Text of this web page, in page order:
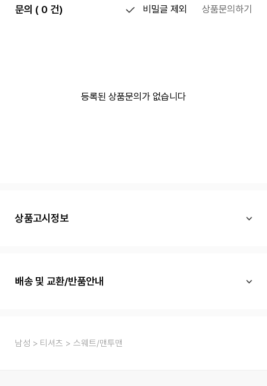
문의 ( 0 건) 비밀글 제외 상품문의하기
등록된 상품문의가 없습니다
상품고시정보
배송 및 교환/반품안내
남성 티셔츠 스웨트/맨투맨